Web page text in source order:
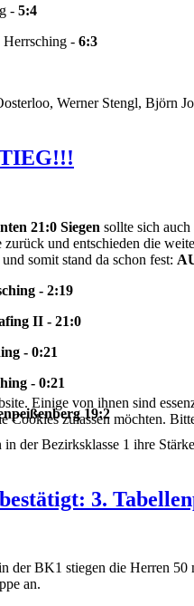
- 5:4
Herrsching - 6:3
Werner Stengl, Björn
21:0 Siegen sollte sich
und entschieden die
somit stand da schon fest:
- 2:19
II - 21:0
- 0:21
- 0:21
19:2
der Bezirksklasse 1 ihre
3.
der BK1 stiegen die Herren 50
an.
Einige von ihnen sind
Cookies zulassen möchten.